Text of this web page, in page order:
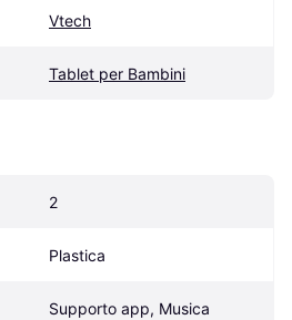
Vtech
Tablet per Bambini
2
Plastica
Supporto app, Musica